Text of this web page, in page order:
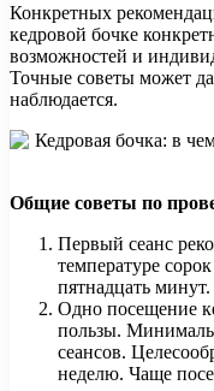
Конкретных
кедровой бочке
возможностей и
Точные советы может
наблюдается.
Общие советы по
Первый сеанс
температуре
пятнадцать минут.
Одно посещение
пользы.
сеансов.
неделю. Чаще